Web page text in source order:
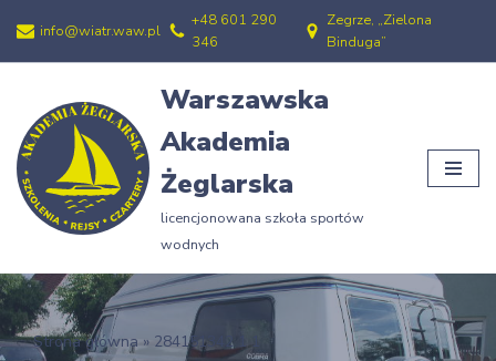
Przejdź
treści
info@wiatr.waw.pl
+48 601 290
346
Zegrze, „Zielona
Binduga”
Warszawska
Akademia
Żeglarska
licencjonowana szkoła sportów
wodnych
Strona główna » 284151342 1 1